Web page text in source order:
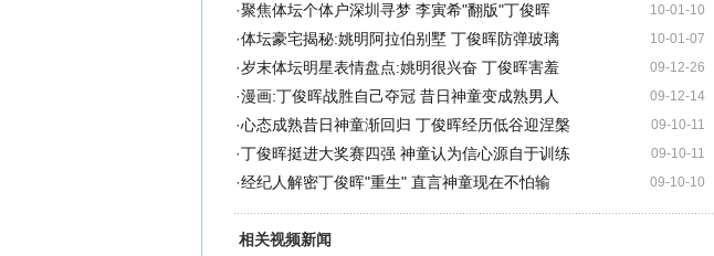
10-01-10
·聚焦体坛个体户深圳寻梦 李寅希"翻版"丁俊晖
10-01-07
·体坛豪宅揭秘:姚明阿拉伯别墅 丁俊晖防弹玻璃
09-12-26
·岁末体坛明星表情盘点:姚明很兴奋 丁俊晖害羞
09-12-14
·漫画:丁俊晖战胜自己夺冠 昔日神童变成熟男人
09-10-11
·心态成熟昔日神童渐回归 丁俊晖经历低谷迎涅槃
09-10-11
·丁俊晖挺进大奖赛四强 神童认为信心源自于训练
09-10-10
·经纪人解密丁俊晖"重生" 直言神童现在不怕输
相关视频新闻